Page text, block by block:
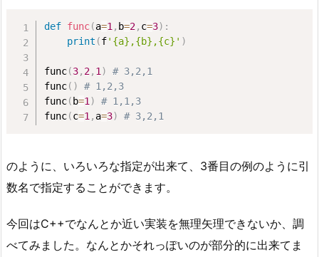
def func(a=1 , b=2, c=3) :
print (f'{a},{b},{c}' )
func(3, 2, 1 )
# 3,2,1
func( )
# 1,2,3
func( b=1 )
# 1,1,3
func(c=1 , a=3) # 3,2,1
のように、いろいろな指定が出来て、3番目の例のように引
数名で指定することができます。
今回はC++でなんとか近い実装を無理矢理できないか、調
べてみました。なんとかそれっぽいのが部分的に出来てま